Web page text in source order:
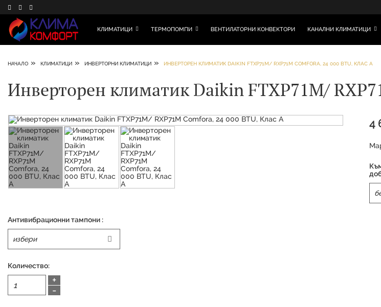
КЛИМАТИЦИ ТЕРМОПОМПИ ВЕНТИЛАТОРНИ КОНВЕКТОРИ КАНАЛНИ КЛИМАТИЦИ
НАЧАЛО » КЛИМАТИЦИ » ИНВЕРТОРНИ КЛИМАТИЦИ » ИНВЕРТОРЕН КЛИМАТИК DAIKIN FTXP71M/ RXP71M COMFORA, 24 000 BTU, КЛАС А
Инверторен климатик Daikin FTXP71M/
4
Антивибрационни тампони :
Количество:
+
-